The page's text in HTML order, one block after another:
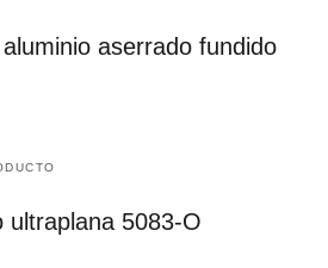
aserrado fundido
ultraplana 5083-O